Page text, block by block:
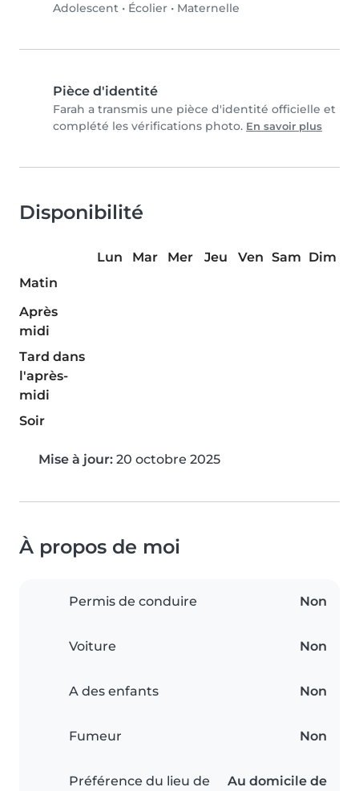
Adolescent • Écolier • Maternelle
Pièce d'identité
Farah a transmis une pièce d'identité officielle et
complété les vérifications photo. En savoir plus
Disponibilité
Lun Mar Mer Jeu Ven Sam Dim
Matin
Après
midi
Tard dans
l'après-
midi
Soir
Mise à jour: 20 octobre 2025
À propos de moi
Permis de conduire Non
Voiture Non
A des enfants Non
Fumeur Non
Préférence du lieu de
Au domicile de